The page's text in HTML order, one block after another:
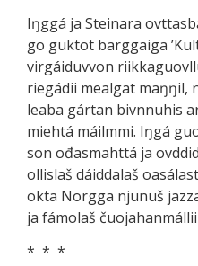
Iŋggá ja Steinara
go guktot barggaiga
virgáiduvvon
riegádii mealgat maŋŋil,
leaba gártan bivnnuhis
miehtá máilmmi. Iŋgá
son ođasmahttá ja
ollislaš dáiddalaš
okta Norgga njunuš
ja fámolaš
* * *